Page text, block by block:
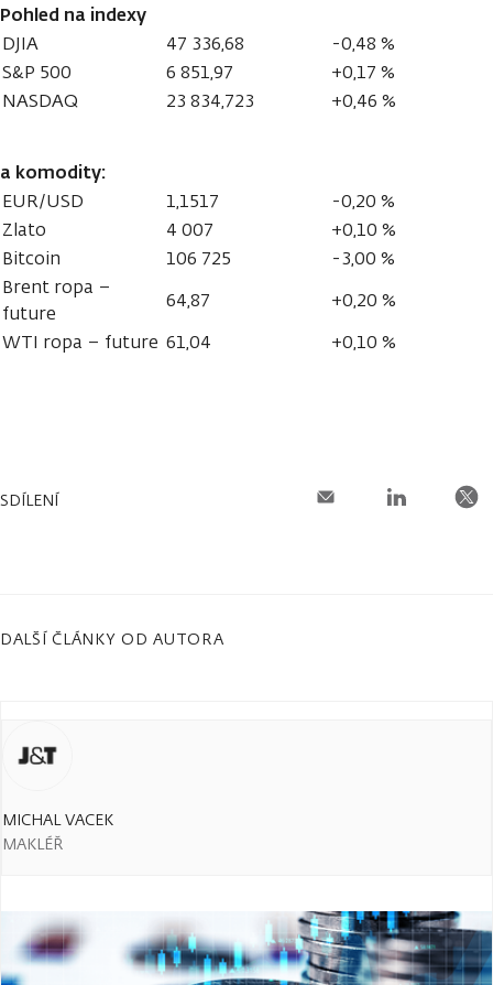
Pohled na indexy
DJIA 47 336,68
-0,48 %
S&P 500
6 851,97
+0,17 %
NASDAQ
23 834,723 +0,46 %
a komodity:
EUR/USD 1,1517
-0,20 %
Zlato
4 007
+0,10 %
Bitcoin
106 725
-3,00 %
Brent ropa –
future
64,87
+0,20 %
WTI ropa – future 61,04 +0,10 %
SDÍLENÍ
DALŠÍ ČLÁNKY OD AUTORA
MICHAL VACEK
MAKLÉŘ